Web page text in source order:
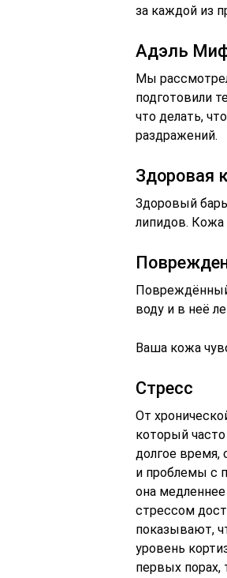
за каждой из
Адэль
Мы
подготовили
что делать,
раздражений.
Здоровая
Здоровый
липидов. Кожа
Повреждённый
воду и в неё
Ваша кожа
Стресс
От
который
долгое время,
и проблемы с
она
стрессом
показывают,
уровень
первых